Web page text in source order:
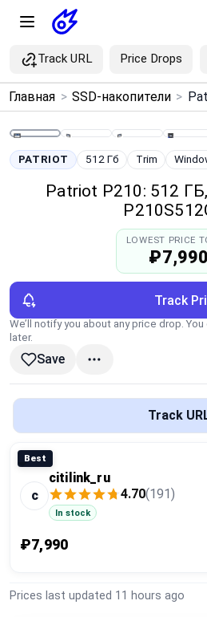
Track URL Price Drops
Menu ×
Home
Search
Categories
Brands
Global Price Tracker
Compare
Plans & Pricing
Log in
Главная > SSD-накопители >
PATRIOT 512 Гб Trim
Patriot P210: 512
LOWEST PRICE
₽7,990
Track
We’ll notify you about any price drop.
later.
Save
Track
Best
c
citilink_ru
4.70(191)
In stock
₽7,990
Prices last updated 11 hours ago